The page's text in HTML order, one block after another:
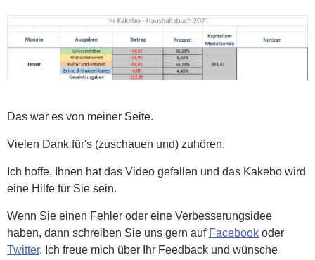
Das war es von meiner Seite.
Vielen Dank für's (zuschauen und) zuhören.
Ich hoffe, Ihnen hat das Video gefallen und das Kakebo wird
eine Hilfe für Sie sein.
Wenn Sie einen Fehler oder eine Verbesserungsidee
haben, dann schreiben Sie uns gern auf Facebook oder
Twitter. Ich freue mich über Ihr Feedback und wünsche